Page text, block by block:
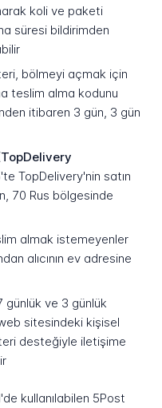
koli ve paketi
süresi bildirimden
bölmeyi açmak için
teslim alma kodunu
itibaren 3 gün, 3 gün
TopDelivery'nin satın
70 Rus bölgesinde
almak istemeyenler
alıcının ev adresine
günlük ve 3 günlük
sitesindeki kişisel
desteğiyle iletişime
kullanılabilen 5Post